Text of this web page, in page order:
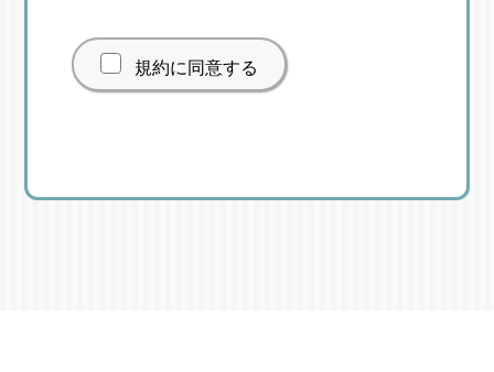
ます。
個人情報保護管理者 大野 達也
規約に同意する